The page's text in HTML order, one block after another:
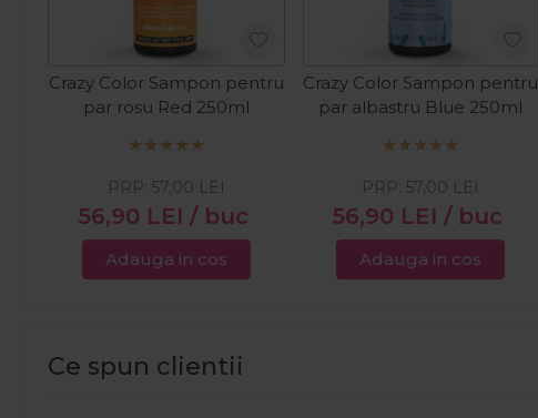
Crazy Color Sampon pentru
par rosu Red 250ml
56,90 LEI / buc
PRP: 57,00 LEI
Adauga in cos
Crazy Color Sampon pentru
par albastru Blue 250ml
56,90 LEI / buc
PRP: 57,00 LEI
Adauga in cos
Ce spun clientii